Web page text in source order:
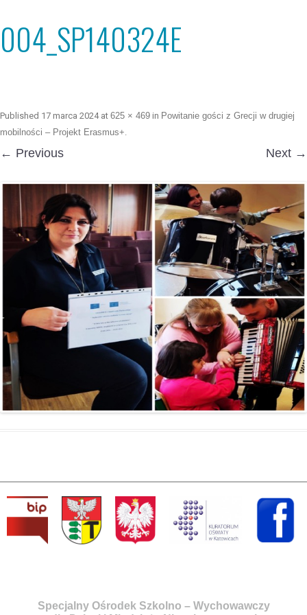
004_SP140324E
Published 17 marca 2024at 625 × 469 in Powitanie gości z Grecji w drugiej
mobilności – Projekt Erasmus+.
← Previous Next →
Specjalny Ośrodek Szkolno – Wychowawczy